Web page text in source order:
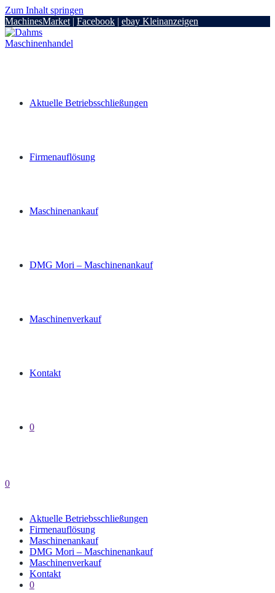
Zum Inhalt springen
MachinesMarket | Facebook | ebay Kleinanzeigen
Aktuelle Betriebsschließungen
Firmenauflösung
Maschinenankauf
DMG Mori – Maschinenankauf
Maschinenverkauf
Kontakt
0
0
Aktuelle Betriebsschließungen
Firmenauflösung
Maschinenankauf
DMG Mori – Maschinenankauf
Maschinenverkauf
Kontakt
0